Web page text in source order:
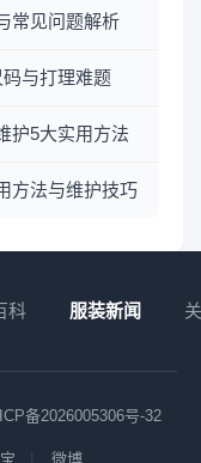
常见问题解析
与打理难题
护5大实用方法
方法与维护技巧
科 服装新闻
备2026005306号-32
微博